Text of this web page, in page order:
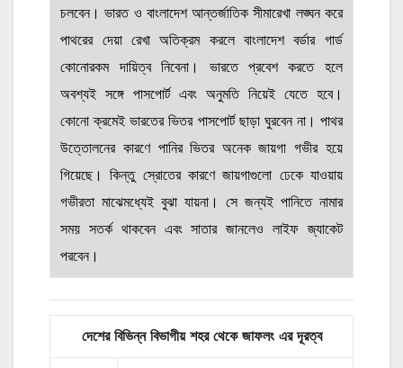
চলবেন। ভারত ও বাংলাদেশ আন্তর্জাতিক সীমারেখা লঙ্ঘন করে
পাথরের দেয়া রেখা অতিক্রম করলে বাংলাদেশ বর্ডার গার্ড
কোনোরকম দায়িত্ব নিবেনা। ভারতে প্রবেশ করতে হলে
অবশ্যই সঙ্গে পাসপোর্ট এবং অনুমতি নিয়েই যেতে হবে।
কোনো ক্রমেই ভারতের ভিতর পাসপোর্ট ছাড়া ঘুরবেন না। পাথর
উত্তোলনের কারণে পানির ভিতর অনেক জায়গা গভীর হয়ে
গিয়েছে। কিন্তু স্রোতের কারণে জায়গাগুলো ঢেকে যাওয়ায়
গভীরতা মাঝেমধ্যেই বুঝা যায়না। সে জন্যই পানিতে নামার
সময় সতর্ক থাকবেন এবং সাতার জানলেও লাইফ জ্যাকেট
পরবেন।
দেশের বিভিন্ন বিভাগীয় শহর থেকে জাফলং এর দূরত্ব